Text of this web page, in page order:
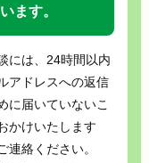
ます。
には、24時間以内
アドレスへの返信
に届いていないこ
かけいたします
絡ください。